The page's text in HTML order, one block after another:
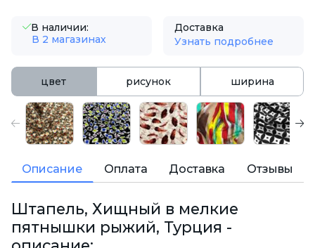
В наличии:
В 2 магазинах
Доставка
Узнать подробнее
цвет рисунок ширина
Описание Оплата Доставка Отзывы
Штапель, Хищный в мелкие
пятнышки рыжий, Турция -